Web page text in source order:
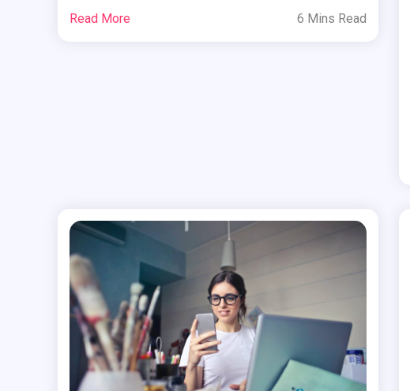
Read More 6 Mins Read